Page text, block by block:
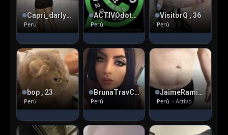
Capri_darlyn , 33
Perú
ACTIVOdotado , 40
Perú
VisitorQ , 36
Perú
bop , 23
Perú
BrunaTravColom , 31
Perú
JaimeRamirez90 , 36
Perú · Activo